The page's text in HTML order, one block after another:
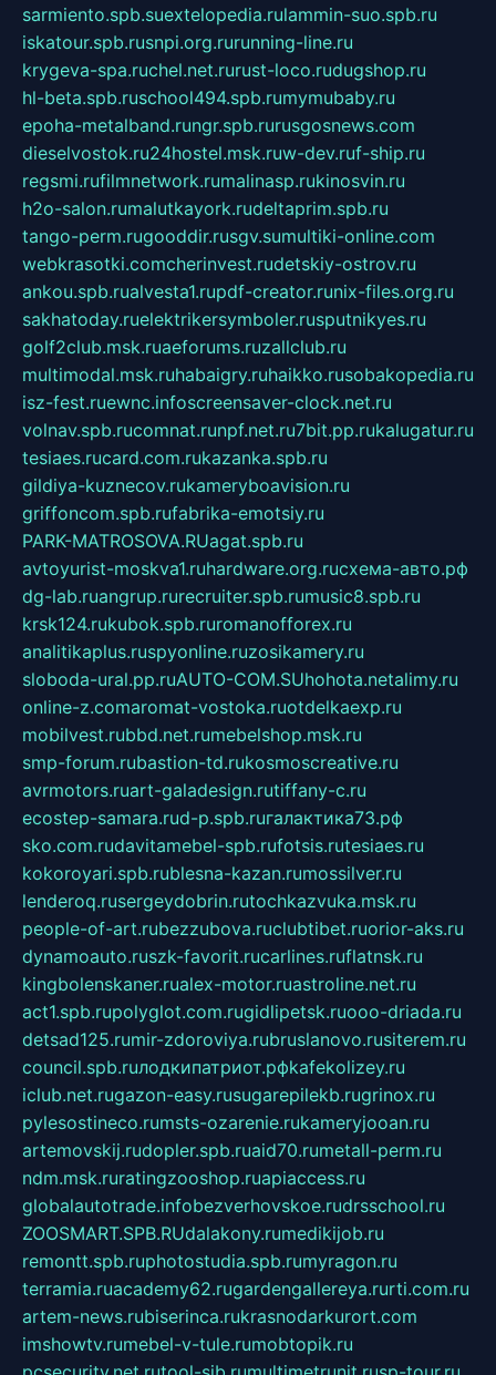
sarmiento.spb.suextelopedia.rulammin-suo.spb.ru
iskatour.spb.rusnpi.org.rurunning-line.ru
krygeva-spa.ruchel.net.rurust-loco.rudugshop.ru
hl-beta.spb.ruschool494.spb.rumymubaby.ru
epoha-metalband.rungr.spb.rurusgosnews.com
dieselvostok.ru24hostel.msk.ruw-dev.ruf-ship.ru
regsmi.rufilmnetwork.rumalinasp.rukinosvin.ru
h2o-salon.rumalutkayork.rudeltaprim.spb.ru
tango-perm.rugooddir.rusgv.sumultiki-online.com
webkrasotki.comcherinvest.rudetskiy-ostrov.ru
ankou.spb.rualvesta1.rupdf-creator.runix-files.org.ru
sakhatoday.ruelektrikersymboler.rusputnikyes.ru
golf2club.msk.ruaeforums.ruzallclub.ru
multimodal.msk.ruhabaigry.ruhaikko.rusobakopedia.ru
isz-fest.ruewnc.infoscreensaver-clock.net.ru
volnav.spb.rucomnat.runpf.net.ru7bit.pp.rukalugatur.ru
tesiaes.rucard.com.rukazanka.spb.ru
gildiya-kuznecov.rukameryboavision.ru
griffoncom.spb.rufabrika-emotsiy.ru
PARK-MATROSOVA.RUagat.spb.ru
avtoyurist-moskva1.ruhardware.org.ruсхема-авто.рф
dg-lab.ruangrup.rurecruiter.spb.rumusic8.spb.ru
krsk124.rukubok.spb.ruromanofforex.ru
analitikaplus.ruspyonline.ruzosikamery.ru
sloboda-ural.pp.ruAUTO-COM.SUhohota.netalimy.ru
online-z.comaromat-vostoka.ruotdelkaexp.ru
mobilvest.rubbd.net.rumebelshop.msk.ru
smp-forum.rubastion-td.rukosmoscreative.ru
avrmotors.ruart-galadesign.rutiffany-c.ru
ecostep-samara.rud-p.spb.ruгалактика73.рф
sko.com.rudavitamebel-spb.rufotsis.rutesiaes.ru
kokoroyari.spb.rublesna-kazan.rumossilver.ru
lenderoq.rusergeydobrin.rutochkazvuka.msk.ru
people-of-art.rubezzubova.ruclubtibet.ruorior-aks.ru
dynamoauto.ruszk-favorit.rucarlines.ruflatnsk.ru
kingbolenskaner.rualex-motor.ruastroline.net.ru
act1.spb.rupolyglot.com.rugidlipetsk.ruooo-driada.ru
detsad125.rumir-zdoroviya.rubruslanovo.rusiterem.ru
council.spb.ruлодкипатриот.рфkafekolizey.ru
iclub.net.rugazon-easy.rusugarepilekb.rugrinox.ru
pylesostineco.rumsts-ozarenie.rukameryjooan.ru
artemovskij.rudopler.spb.ruaid70.rumetall-perm.ru
ndm.msk.ruratingzooshop.ruapiaccess.ru
globalautotrade.infobezverhovskoe.rudrsschool.ru
ZOOSMART.SPB.RUdalakony.rumedikijob.ru
remontt.spb.ruphotostudia.spb.rumyragon.ru
terramia.ruacademy62.rugardengallereya.rurti.com.ru
artem-news.rubiserinca.rukrasnodarkurort.com
imshowtv.rumebel-v-tule.rumobtopik.ru